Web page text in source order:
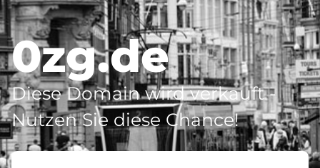
0zg.de
Diese Domain wird verkauft -
Nutzen Sie diese Chance!